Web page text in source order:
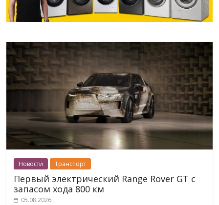
Новости Транспорт
Первый электрический Range Rover GT с
запасом хода 800 км
05.08.2026